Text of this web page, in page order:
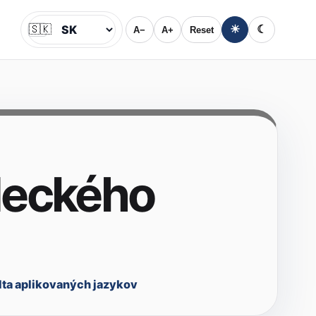
Jazyk
🇸🇰 A− A+ Reset ☀ ☾
aplikovaných jazykov